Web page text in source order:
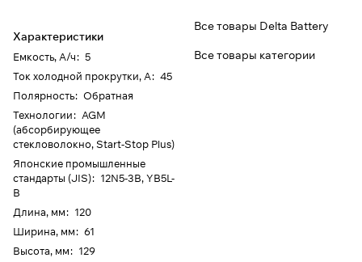
Характеристики
Емкость, А/ч: 5
Ток холодной прокрутки, А: 45
Полярность: Обратная
Технологии: AGM
(абсорбирующее
стекловолокно, Start-Stop Plus)
Японские промышленные
стандарты (JIS): 12N5-3B, YB5L-
B
Длина, мм: 120
Ширина, мм: 61
Высота, мм: 129
Все товары Delta Battery
Все товары категории